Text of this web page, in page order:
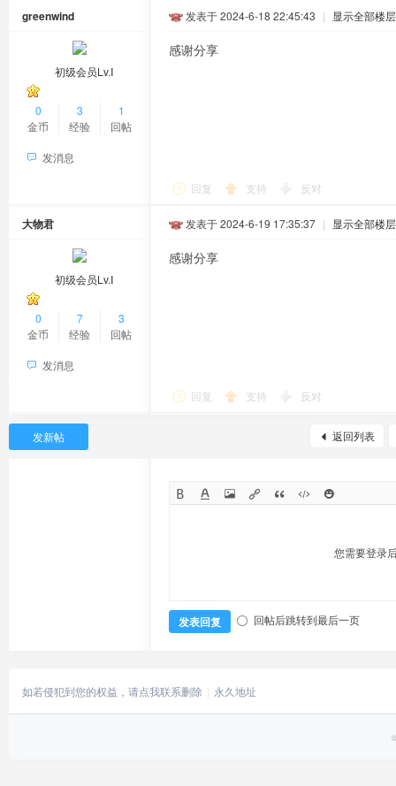
greenwind
初级会员Lv.Ⅰ
0
金币
3
经验
1
回帖
发消息
发表于 2024-6-18 22:45:43 | 显示全部楼层
感谢分享
回复 支持 反对
大物君
初级会员Lv.Ⅰ
0
金币
7
经验
3
回帖
发消息
发表于 2024-6-19 17:35:37 | 显示全部楼层
感谢分享
回复 支持 反对
返回列表
发新帖
您需要登录
发表回复 回帖后跳转到最后一页
如若侵犯到您的权益，请点我联系删除 永久地址